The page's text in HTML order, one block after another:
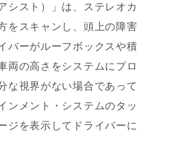
シスト）」は、ステレオカ
をスキャンし、頭上の障害
バーがルーフボックスや積
両の高さをシステムにプロ
な視界がない場合であって
ンメント・システムのタッ
ジを表示してドライバーに